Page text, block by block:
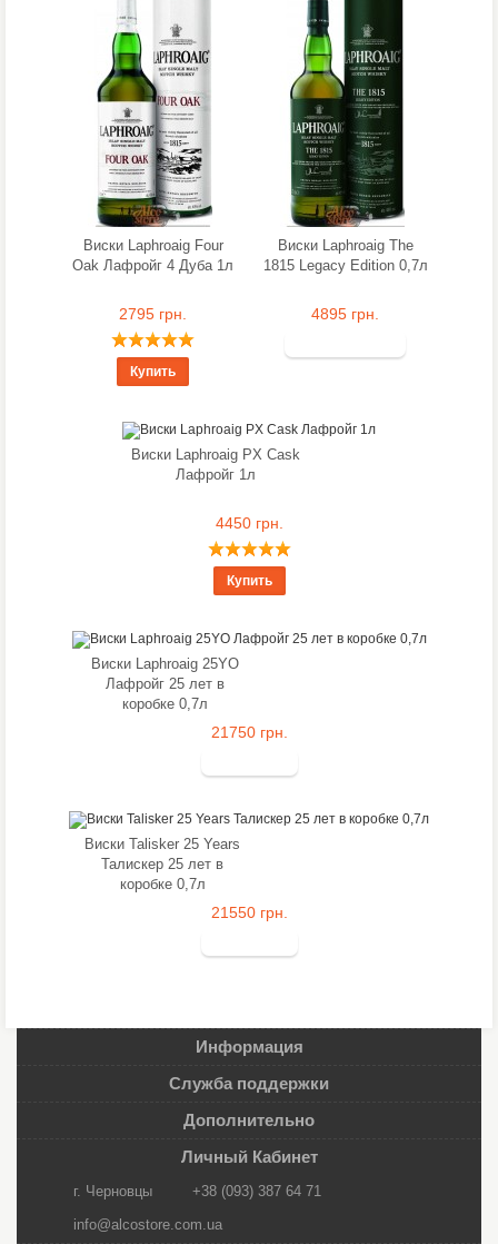
Виски Laphroaig Four
Oak Лафройг 4 Дуба 1л
2795 грн.
Купить
Виски Laphroaig The
1815 Legacy Edition 0,7л
4895 грн.
Виски Laphroaig PX Cask
Лафройг 1л
4450 грн.
Купить
Виски Laphroaig 25YO
Лафройг 25 лет в
коробке 0,7л
21750 грн.
Виски Talisker 25 Years
Талискер 25 лет в
коробке 0,7л
21550 грн.
Информация
Служба поддержки
Дополнительно
Личный Кабинет
г. Черновцы
+38 (093) 387 64 71
info@alcostore.com.ua